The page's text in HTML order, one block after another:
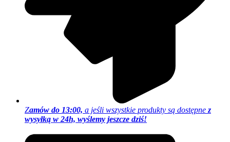
Zamów do 13:00, a jeśli wszystkie produkty są dostępne z
wysyłką w 24h, wyślemy jeszcze dziś!